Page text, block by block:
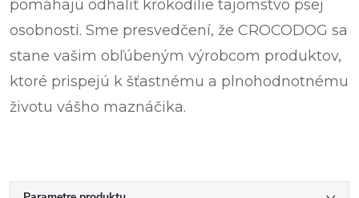
pomáhajú odhaliť krokodílie tajomstvo psej
osobnosti. Sme presvedčení, že CROCODOG sa
stane vašim obľúbeným výrobcom produktov,
ktoré prispejú k šťastnému a plnohodnotnému
životu vášho maznáčika.